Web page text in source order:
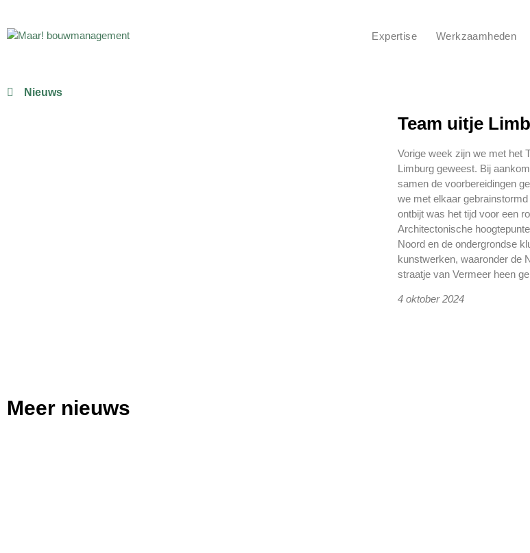
Expertise Werkzaamheden
Nieuws
Team uitje
Vorige week zijn we met het
Limburg geweest. Bij
samen de voorbereidingen
we met elkaar
ontbijt was het tijd voor een
Architectonische
Noord en de ondergrondse
kunstwerken, waaronder de
straatje van Vermeer heen
4 oktober 2024
Meer nieuws